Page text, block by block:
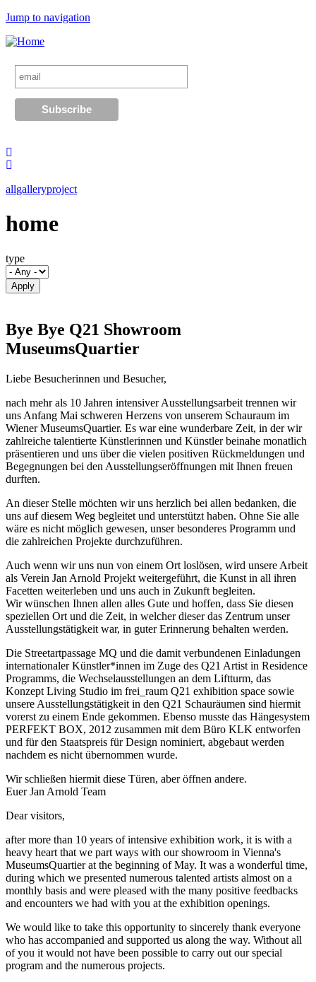
Jump to navigation
allgalleryproject
home
type
Bye Bye Q21 Showroom
MuseumsQuartier
Liebe Besucherinnen und Besucher,
nach mehr als 10 Jahren intensiver Ausstellungsarbeit trennen wir
uns Anfang Mai schweren Herzens von unserem Schauraum im
Wiener MuseumsQuartier. Es war eine wunderbare Zeit, in der wir
zahlreiche talentierte Künstlerinnen und Künstler beinahe monatlich
präsentieren und uns über die vielen positiven Rückmeldungen und
Begegnungen bei den Ausstellungseröffnungen mit Ihnen freuen
durften.
An dieser Stelle möchten wir uns herzlich bei allen bedanken, die
uns auf diesem Weg begleitet und unterstützt haben. Ohne Sie alle
wäre es nicht möglich gewesen, unser besonderes Programm und
die zahlreichen Projekte durchzuführen.
Auch wenn wir uns nun von einem Ort loslösen, wird unsere Arbeit
als Verein Jan Arnold Projekt weitergeführt, die Kunst in all ihren
Facetten weiterleben und uns auch in Zukunft begleiten.
Wir wünschen Ihnen allen alles Gute und hoffen, dass Sie diesen
speziellen Ort und die Zeit, in welcher dieser das Zentrum unser
Ausstellungstätigkeit war, in guter Erinnerung behalten werden.
Die Streetartpassage MQ und die damit verbundenen Einladungen
internationaler Künstler*innen im Zuge des Q21 Artist in Residence
Programms, die Wechselausstellungen an dem Liftturm, das
Konzept Living Studio im frei_raum Q21 exhibition space sowie
unsere Ausstellungstätigkeit in den Q21 Schauräumen sind hiermit
vorerst zu einem Ende gekommen. Ebenso musste das Hängesystem
PERFEKT BOX, 2012 zusammen mit dem Büro KLK entworfen
und für den Staatspreis für Design nominiert, abgebaut werden
nachdem es nicht übernommen wurde.
Wir schließen hiermit diese Türen, aber öffnen andere.
​Euer Jan Arnold Team
Dear visitors,
after more than 10 years of intensive exhibition work, it is with a
heavy heart that we part ways with our showroom in Vienna's
MuseumsQuartier at the beginning of May. It was a wonderful time,
during which we presented numerous talented artists almost on a
monthly basis and were pleased with the many positive feedbacks
and encounters we had with you at the exhibition openings.
We would like to take this opportunity to sincerely thank everyone
who has accompanied and supported us along the way. Without all
of you it would not have been possible to carry out our special
program and the numerous projects.